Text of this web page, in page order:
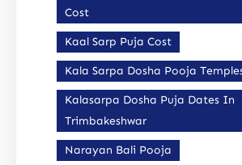
Cost
Kaal Sarp Puja Cost
Kala Sarpa Dosha Pooja
Kalasarpa Dosha Puja Dates In
Trimbakeshwar
Narayan Bali Pooja